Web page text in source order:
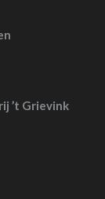
’t Grievink